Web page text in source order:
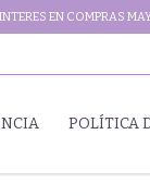
EN COMPRAS
POLÍTICA